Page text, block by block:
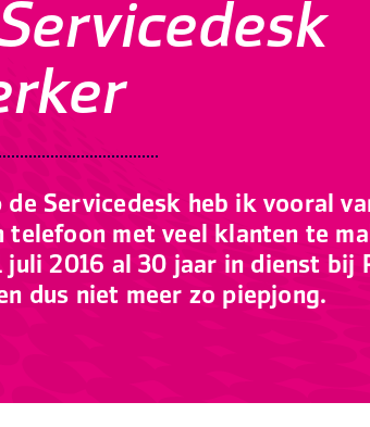
Servicedesk heb ik vooral
telefoon met veel klanten te
juli 2016 al 30 jaar in dienst bij
dus niet meer zo piepjong.